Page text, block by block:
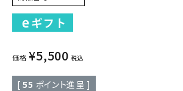
価格 ¥5,500 税込
[ 55 ポイント進呈 ]